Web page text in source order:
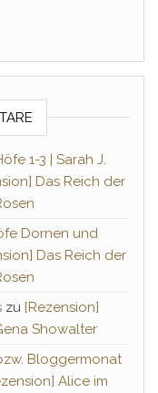
1-3 | Sarah J.
Das Reich der
Dornen und
Das Reich der
zu [Rezension]
Showalter
Bloggermonat
Alice im